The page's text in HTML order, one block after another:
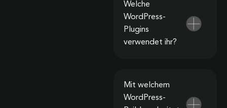
Welche
WordPress-
Plugins
verwendet ihr?
Mit welchem
WordPress-